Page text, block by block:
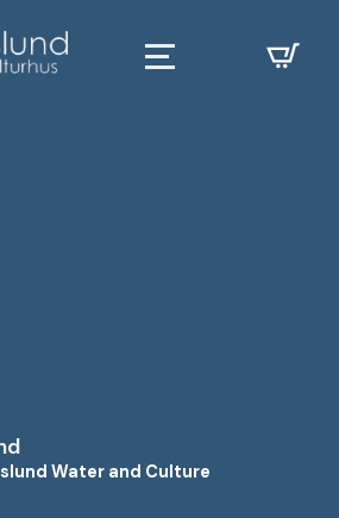
Water and Culture